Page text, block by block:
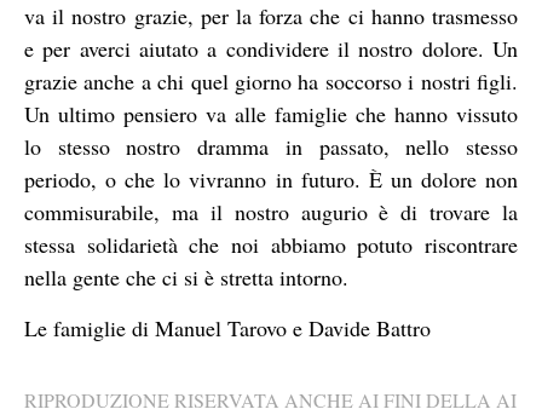
va il nostro grazie, per la forza che ci hanno trasmesso
e per averci aiutato a condividere il nostro dolore. Un
grazie anche a chi quel giorno ha soccorso i nostri figli.
Un ultimo pensiero va alle famiglie che hanno vissuto
lo stesso nostro dramma in passato, nello stesso
periodo, o che lo vivranno in futuro. È un dolore non
commisurabile, ma il nostro augurio è di trovare la
stessa solidarietà che noi abbiamo potuto riscontrare
nella gente che ci si è stretta intorno.
Le famiglie di Manuel Tarovo e Davide Battro
RIPRODUZIONE RISERVATA ANCHE AI FINI DELLA AI